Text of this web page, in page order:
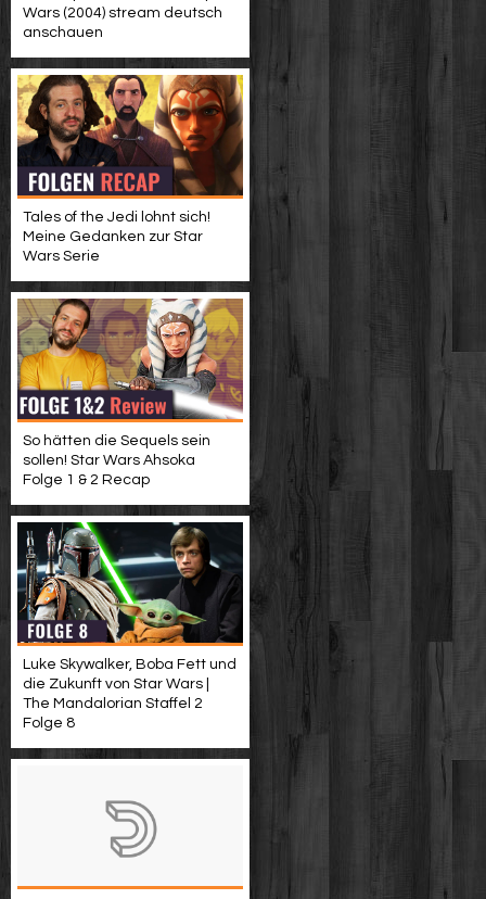
Wars (2004) stream deutsch
anschauen
Tales of the Jedi lohnt sich!
Meine Gedanken zur Star
Wars Serie
So hätten die Sequels sein
sollen! Star Wars Ahsoka
Folge 1 & 2 Recap
Luke Skywalker, Boba Fett und
die Zukunft von Star Wars |
The Mandalorian Staffel 2
Folge 8